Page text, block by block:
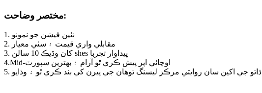
مختصر وضاحت:
1. نئين فيشن جو نمونو
2. مقابلي واري قيمت ۽ سٺي معيار
3. کان وڌيڪ 10 سالن shes پيداوار تجربا
4.Mid-اوچائي اپر پيش ڪري ٿو آرام ۽ بهترين سپورٽ
5. ڌاتو جي اکين سان روايتي مرڪز ليسنگ توهان جي پيرن کي بند ڪري ٿو ۽ وڌايو